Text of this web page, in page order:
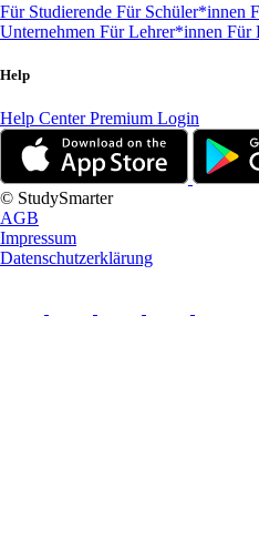
Für Studierende Für Schüler*innen
Unternehmen Für Lehrer*innen Für
Help
Help CenterPremium Login
© StudySmarter
AGB
Impressum
Datenschutzerklärung